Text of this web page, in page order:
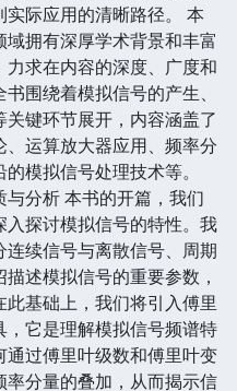
际应用的清晰路径。 本
拥有深厚学术背景和丰富
求在内容的深度、广度和
围绕着模拟信号的产生、
键环节展开，内容涵盖了
运算放大器应用、频率分
模拟信号处理技术等。
分析 本书的开篇，我们
探讨模拟信号的特性。我
续信号与离散信号、周期
述模拟信号的重要参数，
基础上，我们将引入傅里
它是理解模拟信号频谱特
过傅里叶级数和傅里叶变
分量的叠加，从而揭示信